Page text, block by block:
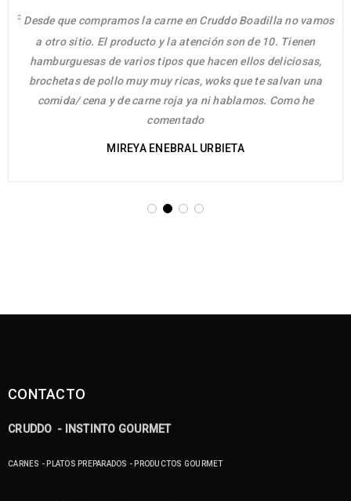
5
Desde que compramos la carne en Cruddo Boadilla no vamos
a otro sitio. El producto y la atención son de 10. Tienen
hamburguesas de varios tipos que hacen ellos deliciosas,
brochetas de pollo muy muy ricas, woks que te salvan una
comida/ cena y de carne roja ya ni hablamos. Como he
comentado
MIREYA ENEBRAL URBIETA
CONTACTO
CRUDDO - INSTINTO GOURMET
CARNES - PLATOS PREPARADOS - PRODUCTOS GOURMET